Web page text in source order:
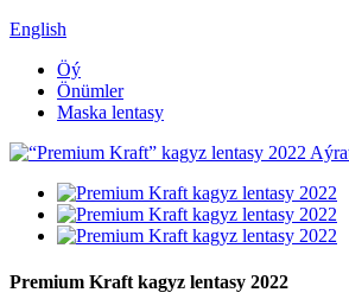
English
Öý
Önümler
Maska lentasy
Premium Kraft kagyz lentasy 2022